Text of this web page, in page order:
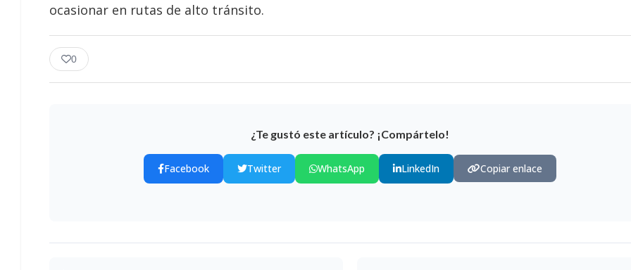
ocasionar en rutas de alto tránsito.
0
¿Te gustó este artículo? ¡Compártelo!
Facebook Twitter WhatsApp LinkedIn Copiar enlace